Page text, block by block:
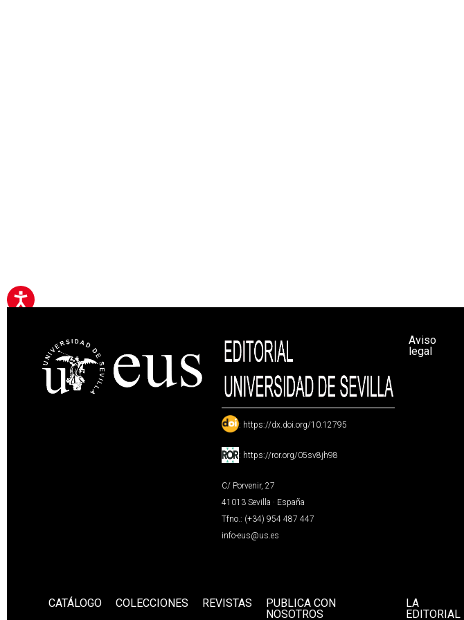
: https://dx.doi.org/10.12795
: https://ror.org/05sv8jh98
C/ Porvenir, 27
41013 Sevilla · España
Tfno.: (+34) 954 487 447
info-eus@us.es
Aviso
legal
CATÁLOGO COLECCIONES REVISTAS
PUBLICA CON
NOSOTROS
LA
EDITORIAL